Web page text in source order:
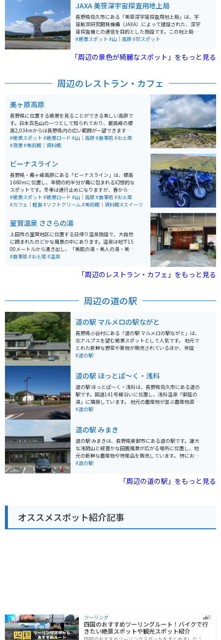
っくり撮影に集中できます。広がる山々と巨大な橋梁が
作り出す迫力ある構図は、季節ごとに雰囲気が変わり、
特に秋には色づいた木々と橋のコントラストが見事。静
かな環境で自然と構造物の美しさを同時に味わえる、上
田らしい風景を楽しめるスポットです。
JAXA 美笹深宇宙探査用地上局
長野県佐久市にある「美笹深宇宙探査用地上局」は、宇
宙航空研究開発機構（JAXA）によって建設された、深宇
宙探査機との通信を目的とした施設です。この地上局
は、大口径54mのパラボラアンテナや20kW級の固体電
テムで構成されており、大容量のデータ受信や深宇宙探
査機の高精度追尾が可能です。 美笹深宇宙探査用地上局
ので、気になる方は公式サイトを確認してください。同
ありますので、宇宙に関心のある方はそちらを訪れるこ
旬）は蓼科スカイラインが通行止めとなるため、この期
間に訪れる際は佐久市役所にて道路通行許可の申請と許
可を得る必要があります。宇宙探査の最前線を垣間見る
ことができる貴重な機会ですので、興味のある方はぜひ
訪れてみてください。
#絶景スポット #山｜高原#珍スポット
「周辺の景色が綺麗なスポット」をもっと見る
周辺のレストラン・カフェ
美ヶ原高原
長野県に位置する絶景を見ることができる美しい高原で
す。日本百名山の一つとして知られており、最高峰の標
高2,034mからは長野県内の広い範囲が一望できます。
高原を散策したり、美ヶ原高原美術館や山小屋のような
土産物屋さんに寄ったりすることができます。魅力的な
#絶景スポット #絶景ロード #山｜高原#食事処 #お土産
#夜景#美術館｜資料館
ビーナスライン
長野県・霧ヶ峰高原にある「ビーナスライン」は、標高
1660mに位置し、年間の約半分が霧に包まれる幻想的な
スポットです。冬季は通行止めになりますが、春から秋
にかけてはツーリング客で賑わい、アニメ『ゆるキャン
△』の舞台としても人気があります。 ビーナスライン沿
ングロードとして全国的に知られています。晴天時の眺
望はもちろん、雨の翌日に見られる雲海も圧巻。夏には
ニッコウキスゲが咲き誇り、春の草花や秋の紅葉、冬の
スキーと、四季を通して楽しめるエリアです。 売店では
ソフトクリームやじゃがバター、五平餅など地元グルメ
を味わえ、広い駐車場も完備。ただし大型連休には満車
#絶景スポット #絶景ロード #山｜高原#食事処 #お土産
#カフェ｜軽食#ソフトクリーム#美術館｜資料館#スイーツ
室賀温泉 ささらの湯
上田市の室賀地区に位置する日帰り温泉施設で、大自然
に囲まれたのどかな風景の中にあります。温泉は地下15
00メートルから湧き出し、「美肌の湯・美人の湯・美粧
水の湯」の名で知られています。水質は「単純硫黄泉」
露天風呂・サウナが併設されています。男女の入浴エリ
5時から8時（最終受付7時30分、入浴は7時45分ま
分、入浴は20時45分まで）となっています。朝風呂は30
0円で入浴可能です。 そば処「ささら亭」と農産物直売
所も併設されており、一日ゆっくり楽しむことができま
す。お蕎麦は麺のコシがかなり強く、とても美味しいで
す。
#食事処 #お土産#温泉
「周辺のレストラン・カフェ」をもっと見る
周辺の道の駅
道の駅 マルメロの駅ながと
長野県小谷村にある「道の駅 マルメロの駅ながと」は、
北アルプスを望む絶景スポットとして人気です。 地元で
とれた新鮮な野菜や果物が販売されているほか、併設の
レストランでは、地元の食材を使った料理を楽しむこと
る際には、道の駅から白馬方面へ続く国道148号線は、
北アルプスを眺めながらの爽快なワインディングロード
が楽しめます。 ただし、冬季は積雪のため通行止めとな
る場合があるので注意が必要です。周辺には、栂池高原
スキー場や白馬乗鞍温泉など、観光スポットも充実して
#道の駅
道の駅 ほっとぱ～く・浅科
道の駅 ほっとぱ～く・浅科は、長野県佐久市にある道の
駅です。国道141号線沿いに位置し、浅科温泉「御座の
湯」に隣接しています。 地元の農産物が並ぶ農産物直売
所や、蕎麦やうどんが味わえる食事処、地元産の牛乳を
で、ツーリングの疲れを癒すのにも最適です。 バイクで
訪れる場合、道の駅には広々とした駐車場が完備されて
いるので安心です。周辺には、美しい田園風景が広がっ
ており、浅間山や八ヶ岳などの雄大な山々を望むことも
できます。 地元の名産品としては、新鮮な高原野菜や果
ます。また、りんごやぶどうも人気です。道の駅の農産
#道の駅
道の駅 みまき
道の駅 みまきは、長野県東御市にある道の駅です。雄大
な浅間山と緑豊かな田園風景が広がる場所に位置し、地
元の新鮮な農産物や特産品を販売しています。 特におす
すめは、地元産の新鮮な野菜や果物を使ったソフトクリ
手打ちそばも人気があります。バイクで訪れる際は、道
の駅の駐車場にバイク専用の駐車スペースがあるので安
ださい。
#道の駅
「周辺の道の駅」をもっと見る
オススメスポット紹介記事
ツーリング 0
四国のおすすめツーリングルート！バイクで行
きたい絶景スポットや観光スポット紹介